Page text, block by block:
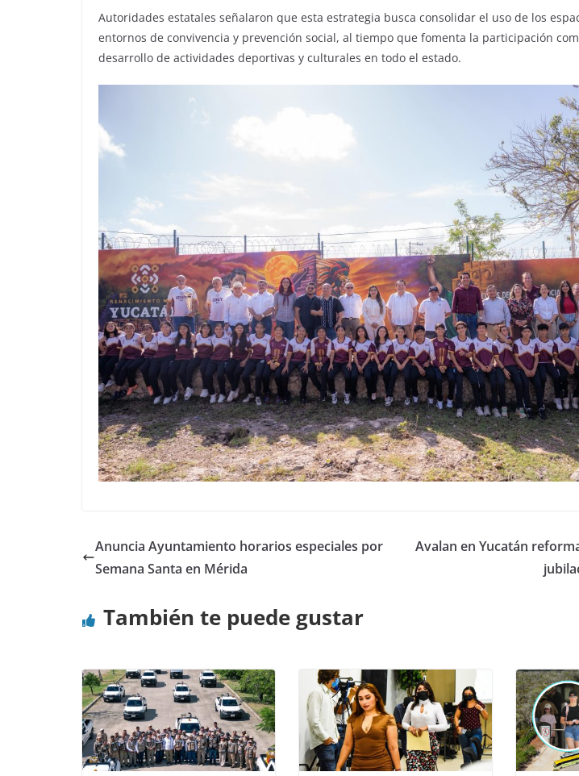
Autoridades estatales señalaron que esta estrategia busca consolidar el uso de los
entornos de convivencia y prevención social, al tiempo que fomenta la participación
desarrollo de actividades deportivas y culturales en todo el estado.
Anuncia Ayuntamiento horarios especiales por
Semana Santa en Mérida
Avalan en Yucatán
También te puede gustar